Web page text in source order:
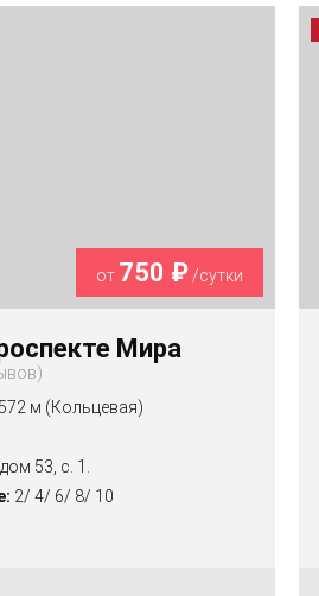
от 750 ₽/сутки
Мира
м (Кольцевая)
53, с. 1.
2/ 4/ 6/ 8/ 10